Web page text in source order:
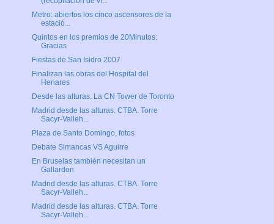
Metro: abiertos los cinco ascensores de la
estació...
Quintos en los premios de 20Minutos:
Gracias
Fiestas de San Isidro 2007
Finalizan las obras del Hospital del
Henares
Desde las alturas. La CN Tower de Toronto
Madrid desde las alturas. CTBA. Torre
Sacyr-Valleh...
Plaza de Santo Domingo, fotos
Debate Simancas VS Aguirre
En Bruselas también necesitan un
Gallardon
Madrid desde las alturas. CTBA. Torre
Sacyr-Valleh...
Madrid desde las alturas. CTBA. Torre
Sacyr-Valleh...